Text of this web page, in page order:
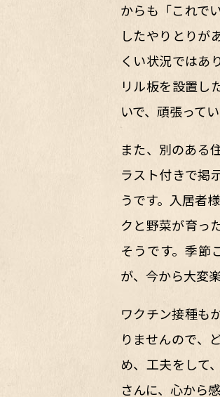
からも「これで
したやりとりが
くい状況ではあ
リル板を設置し
いで、頑張って
また、別のある
ラスト付きで掲
うです。入居者
クと野菜が育っ
そうです。季節
が、今から大変
ワクチン接種も
りませんので、
め、工夫をして
さんに、心から